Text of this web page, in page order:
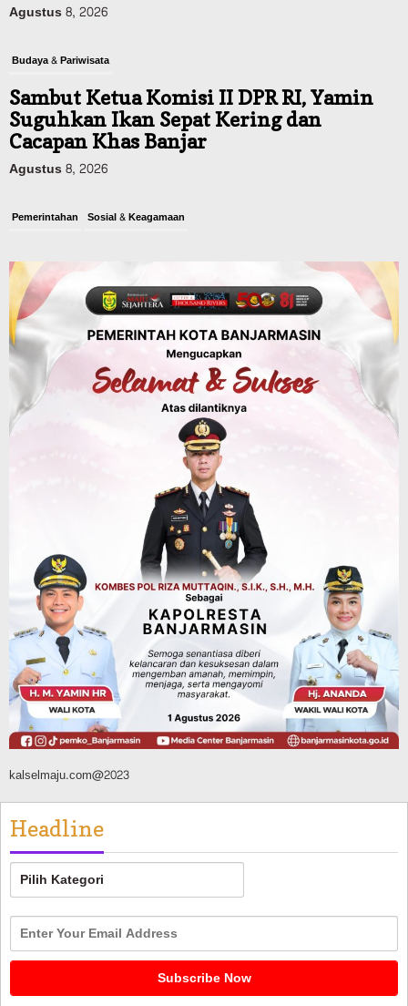
Agustus 8, 2026
Budaya & Pariwisata
Sambut Ketua Komisi II DPR RI, Yamin
Suguhkan Ikan Sepat Kering dan
Cacapan Khas Banjar
Agustus 8, 2026
Pemerintahan Sosial & Keagamaan
Digital, Target 30 Persen IKD Masih
Jauh, Komisi II DPR Turun Tangan
Agustus 7, 2026
Dinas PUPR Kalsel Headline Pembangunan
Jalan Veteran Km 5,5 Sungai Lulut
Dibuka Pasca Retak dan Amblas,
Angkutan Bertonase 6 Ton Lebih Tak
Diperbolehkan Melintas
Headline
Panaskan Kembali Arena Panjat Tebing,
FPTI Banjarmasin Siapkan Sirkuit se-
Kalsel
Agustus 8, 2026
kalselmaju.com@2023
Headline
Headline